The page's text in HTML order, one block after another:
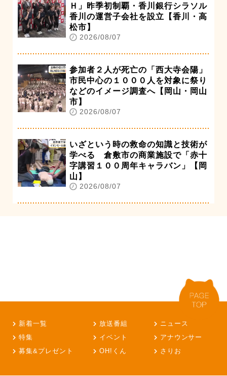
Ｈ」昨季初制覇・香川銀行シラソル
香川の運営子会社を設立【香川・高
松市】
2026/08/07
参加者２人が死亡の「西大寺会陽」
市民中心の１０００人を対象に祭り
などのイメージ調査へ【岡山・岡山
市】
2026/08/07
いざという時の救命の知識と技術が
学べる 倉敷市の商業施設で「赤十
字講習１００周年キャラバン」【岡
山】
2026/08/07
新着一覧 放送番組
ニュース
特集
イベント
アナウンサー
募集&プレゼント
OH!くん さりお